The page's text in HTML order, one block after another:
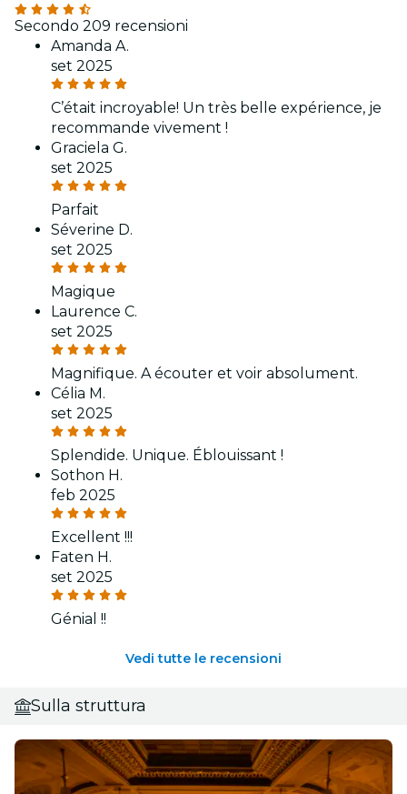
Secondo 209 recensioni
Amanda A.
set 2025
C’était incroyable! Un très belle expérience, je
recommande vivement !
Graciela G.
set 2025
Parfait
Séverine D.
set 2025
Magique
Laurence C.
set 2025
Magnifique. A écouter et voir absolument.
Célia M.
set 2025
Splendide. Unique. Éblouissant !
Sothon H.
feb 2025
Excellent !!!
Faten H.
set 2025
Génial !!
Vedi tutte le recensioni
Sulla struttura